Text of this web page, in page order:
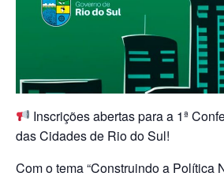
Inscrições abertas para a 1ª
das Cidades de Rio do Sul!
Com o tema “Construindo a Política